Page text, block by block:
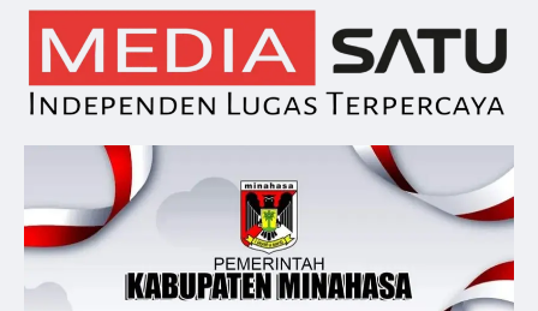
Skip
content